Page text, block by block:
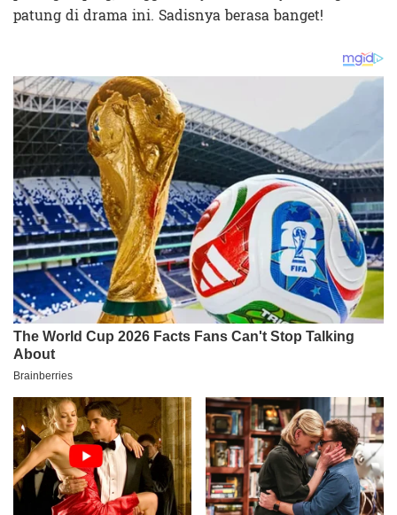
patung di drama ini. Sadisnya berasa banget!